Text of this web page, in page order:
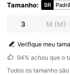
Tamanho: BR
3 M (M)
Verifique meu
94% achou que o
Todos os tamanho